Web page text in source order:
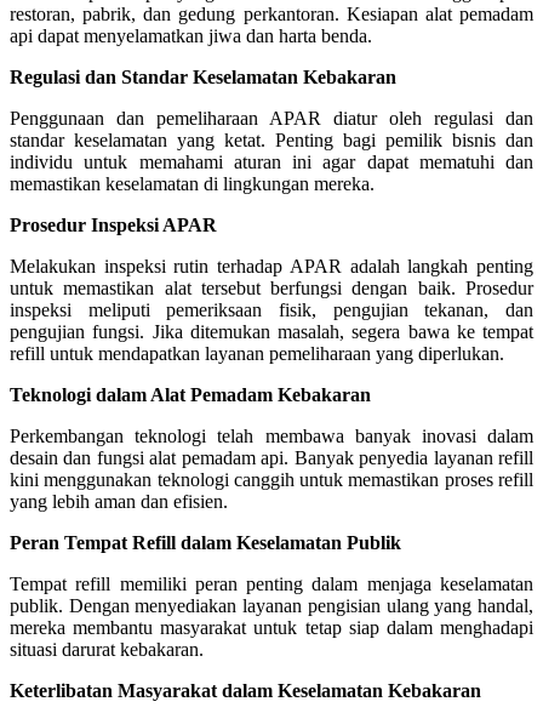
restoran, pabrik, dan gedung perkantoran. Kesiapan alat pemadam
api dapat menyelamatkan jiwa dan harta benda.
Regulasi dan Standar Keselamatan Kebakaran
Penggunaan dan pemeliharaan APAR diatur oleh regulasi dan
standar keselamatan yang ketat. Penting bagi pemilik bisnis dan
individu untuk memahami aturan ini agar dapat mematuhi dan
memastikan keselamatan di lingkungan mereka.
Prosedur Inspeksi APAR
Melakukan inspeksi rutin terhadap APAR adalah langkah penting
untuk memastikan alat tersebut berfungsi dengan baik. Prosedur
inspeksi meliputi pemeriksaan fisik, pengujian tekanan, dan
pengujian fungsi. Jika ditemukan masalah, segera bawa ke tempat
refill untuk mendapatkan layanan pemeliharaan yang diperlukan.
Teknologi dalam Alat Pemadam Kebakaran
Perkembangan teknologi telah membawa banyak inovasi dalam
desain dan fungsi alat pemadam api. Banyak penyedia layanan refill
kini menggunakan teknologi canggih untuk memastikan proses refill
yang lebih aman dan efisien.
Peran Tempat Refill dalam Keselamatan Publik
Tempat refill memiliki peran penting dalam menjaga keselamatan
publik. Dengan menyediakan layanan pengisian ulang yang handal,
mereka membantu masyarakat untuk tetap siap dalam menghadapi
situasi darurat kebakaran.
Keterlibatan Masyarakat dalam Keselamatan Kebakaran